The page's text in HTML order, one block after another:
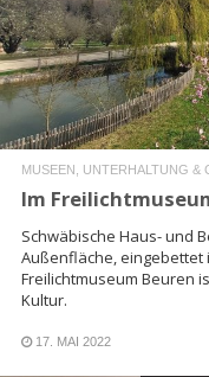
MUSEEN, UNTERHALTUNG &
Im
Schwäbische Haus- und
Außenfläche, eingebettet
Freilichtmuseum Beuren
Kultur.
17. MAI 2022